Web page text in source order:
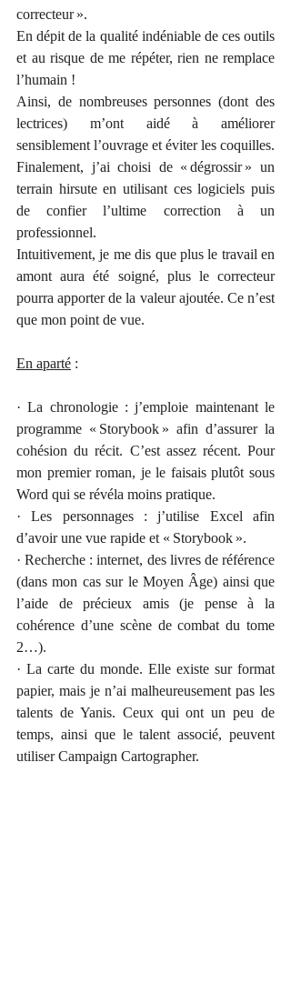
correcteur ».
En dépit de la qualité indéniable de ces outils
et au risque de me répéter, rien ne remplace
l’humain !
Ainsi, de nombreuses personnes (dont des
lectrices) m’ont aidé à améliorer
sensiblement l’ouvrage et éviter les coquilles.
Finalement, j’ai choisi de « dégrossir » un
terrain hirsute en utilisant ces logiciels puis
de confier l’ultime correction à un
professionnel.
Intuitivement, je me dis que plus le travail en
amont aura été soigné, plus le correcteur
pourra apporter de la valeur ajoutée. Ce n’est
que mon point de vue.
En aparté :
· La chronologie : j’emploie maintenant le
programme « Storybook » afin d’assurer la
cohésion du récit. C’est assez récent. Pour
mon premier roman, je le faisais plutôt sous
Word qui se révéla moins pratique.
· Les personnages : j’utilise Excel afin
d’avoir une vue rapide et « Storybook ».
· Recherche : internet, des livres de référence
(dans mon cas sur le Moyen Âge) ainsi que
l’aide de précieux amis (je pense à la
cohérence d’une scène de combat du tome
2…).
· La carte du monde. Elle existe sur format
papier, mais je n’ai malheureusement pas les
talents de Yanis. Ceux qui ont un peu de
temps, ainsi que le talent associé, peuvent
utiliser Campaign Cartographer.